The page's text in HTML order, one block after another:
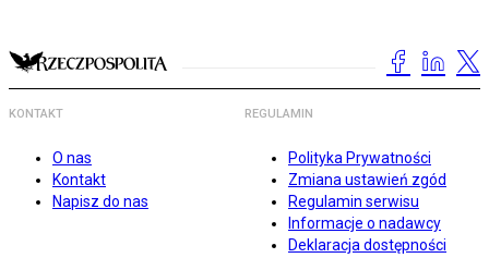
KONTAKT
O nas
Kontakt
Napisz do nas
REGULAMIN
Polityka Prywatności
Zmiana ustawień zgód
Regulamin serwisu
Informacje o nadawcy
Deklaracja dostępności